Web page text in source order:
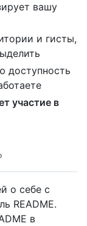
вашу
и гисты,
доступность
участие в
о себе с
README.
в